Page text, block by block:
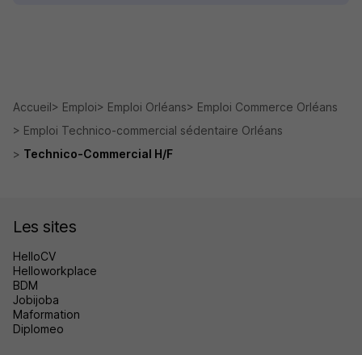
Accueil Emploi Emploi Orléans
Emploi Commerce Orléans
Emploi Technico-commercial sédentaire Orléans
Technico-Commercial H/F
Les sites
HelloCV
Helloworkplace
BDM
Jobijoba
Maformation
Diplomeo